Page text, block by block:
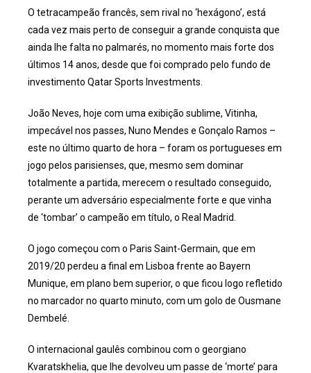
O tetracampeão francês, sem rival no ‘hexágono’, está
cada vez mais perto de conseguir a grande conquista que
ainda lhe falta no palmarés, no momento mais forte dos
últimos 14 anos, desde que foi comprado pelo fundo de
investimento Qatar Sports Investments.
João Neves, hoje com uma exibição sublime, Vitinha,
impecável nos passes, Nuno Mendes e Gonçalo Ramos –
este no último quarto de hora – foram os portugueses em
jogo pelos parisienses, que, mesmo sem dominar
totalmente a partida, merecem o resultado conseguido,
perante um adversário especialmente forte e que vinha
de ‘tombar’ o campeão em título, o Real Madrid.
O jogo começou com o Paris Saint-Germain, que em
2019/20 perdeu a final em Lisboa frente ao Bayern
Munique, em plano bem superior, o que ficou logo refletido
no marcador no quarto minuto, com um golo de Ousmane
Dembelé.
O internacional gaulês combinou com o georgiano
Kvaratskhelia, que lhe devolveu um passe de ‘morte’ para